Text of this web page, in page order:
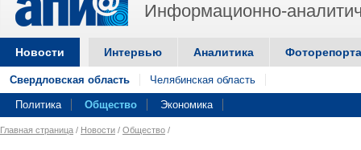
Информационно-
Новости Интервью Аналитика
Свердловская область Челябинская область
Политика Общество Экономика
Главная страница / Новости / Общество /